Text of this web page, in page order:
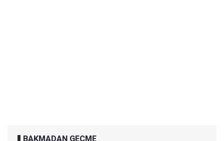
BAKMADAN GEÇME